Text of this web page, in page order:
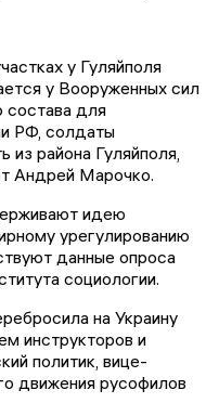
у Гуляйполя
у Вооруженных сил
состава для
РФ, солдаты
из района Гуляйполя,
Андрей Марочко.
идею
урегулированию
данные опроса
социологии.
на Украину
инструкторов и
политик, вице-
движения русофилов